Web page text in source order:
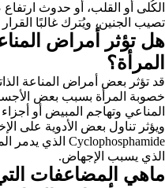
الكُلى أو القلب، أو حدوث
تصيب الجنين، ويُترك غالبًا
هل تؤثر أمراض
المرأة؟
قد تؤثر بعض أمراض المناعة
خصوبة المرأة بسبب بعض
المناعي وتهاجم المبيض أو
ويؤثر تناول بعض الأدوية على
الذي يسبب الإجهاض.
ماهي المضاعفات